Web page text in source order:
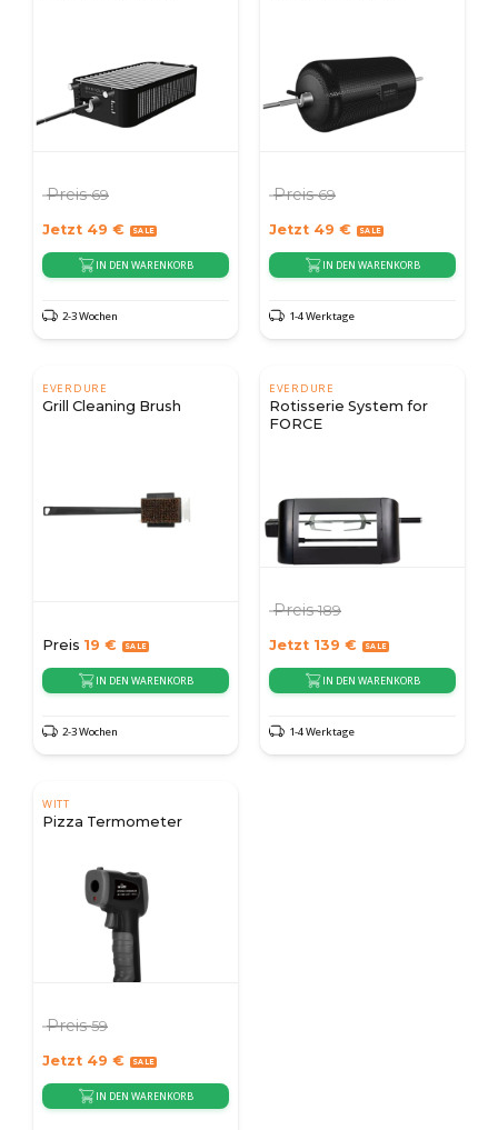
Preis69
Jetzt 49 €
IN DEN WARENKORB
2-3 Wochen
Preis69
Jetzt 49 €
IN DEN WARENKORB
1-4 Werktage
EVERDURE
Grill Cleaning Brush
Preis 19 €
IN DEN WARENKORB
2-3 Wochen
EVERDURE
Rotisserie System for
FORCE
Preis189
Jetzt 139 €
IN DEN WARENKORB
1-4 Werktage
WITT
Pizza Termometer
Preis59
Jetzt 49 €
IN DEN WARENKORB